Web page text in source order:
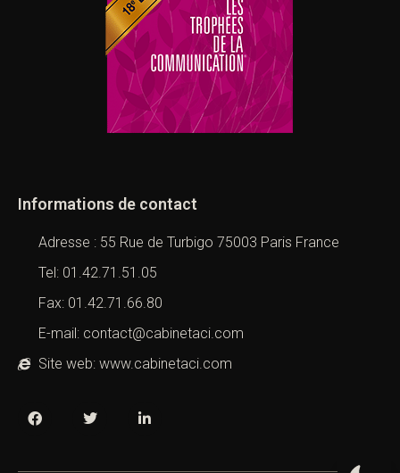
Informations de contact
Adresse : 55 Rue de Turbigo 75003 Paris France
Tel: 01.42.71.51.05
Fax: 01.42.71.66.80
E-mail: contact@cabinetaci.com
Site web: www.cabinetaci.com